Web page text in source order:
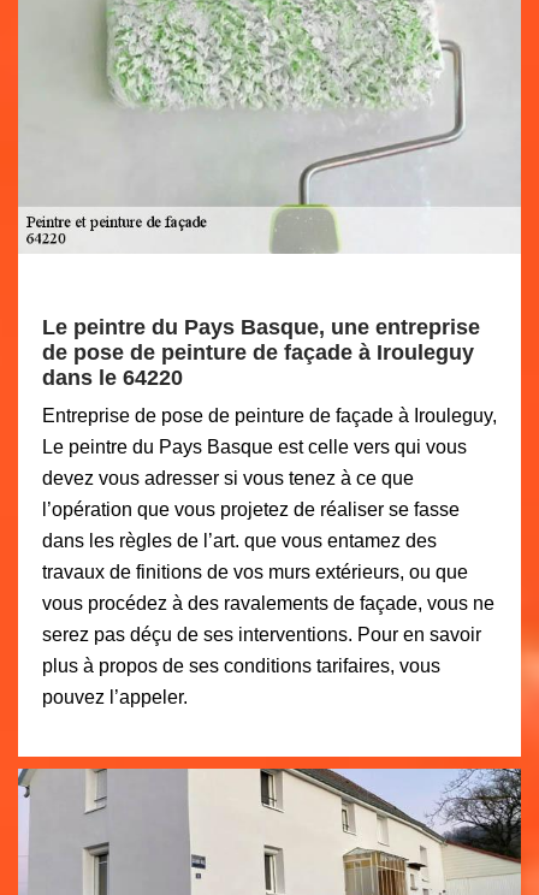
Le peintre du Pays Basque, une entreprise
de pose de peinture de façade à Irouleguy
dans le 64220
Entreprise de pose de peinture de façade à Irouleguy,
Le peintre du Pays Basque est celle vers qui vous
devez vous adresser si vous tenez à ce que
l’opération que vous projetez de réaliser se fasse
dans les règles de l’art. que vous entamez des
travaux de finitions de vos murs extérieurs, ou que
vous procédez à des ravalements de façade, vous ne
serez pas déçu de ses interventions. Pour en savoir
plus à propos de ses conditions tarifaires, vous
pouvez l’appeler.